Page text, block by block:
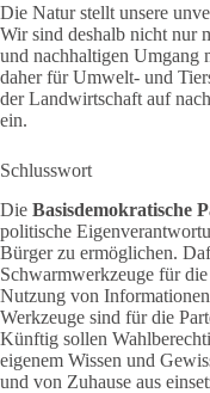
Die Natur stellt unsere
Wir sind deshalb nicht nur
und nachhaltigen Umgang
daher für Umwelt- und
der Landwirtschaft auf
ein.
Schlusswort
Die Basisdemokratische
politische
Bürger zu ermöglichen.
Schwarmwerkzeuge für
Nutzung von
Werkzeuge sind für die
Künftig sollen
eigenem Wissen und
und von Zuhause aus